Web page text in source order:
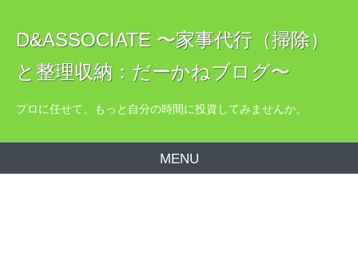
D&ASSOCIATE 〜家事代行（掃除）
と整理収納：だーかねブログ〜
プロに任せて、もっと自分の時間に投資してみませんか。
MENU